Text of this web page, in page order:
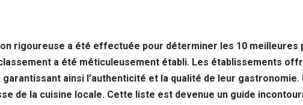
rigoureuse a été effectuée pour déterminer les 10 meilleures
a été méticuleusement établi. Les établissements
garantissant ainsi l’authenticité et la qualité de leur
de la cuisine locale. Cette liste est devenue un guide